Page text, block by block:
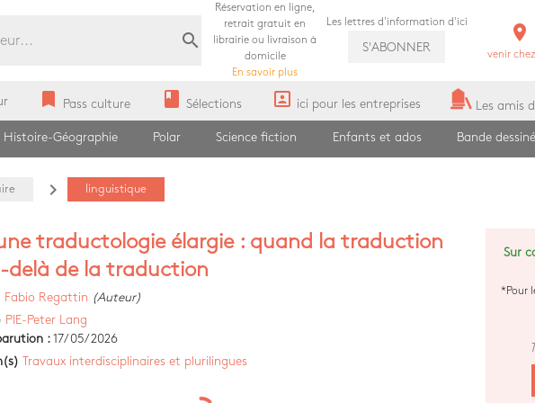
search
Réservation en ligne,
retrait gratuit en
librairie ou livraison à
domicile
En savoir plus
Les lettres d'information d'ici
S'ABONNER
room
venir
bookmark Pass culture book Sélections portrait ici pour les entreprises Les amis
Histoire-Géographie Polar Science fiction Enfants et ados Bande
navigate_next linguistique
traductologie élargie : quand la traduction
delà de la traduction
Fabio Regattin (Auteur)
PIE-Peter Lang
: 17/05/2026
Travaux interdisciplinaires et plurilingues
Sur
*Pour